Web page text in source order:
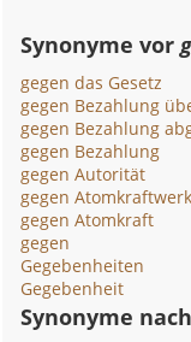
Synonyme vor
gegen das Gesetz
gegen Bezahlung
gegen Bezahlung
gegen Bezahlung
gegen Autorität
gegen
gegen Atomkraft
gegen
Gegebenheiten
Gegebenheit
Synonyme